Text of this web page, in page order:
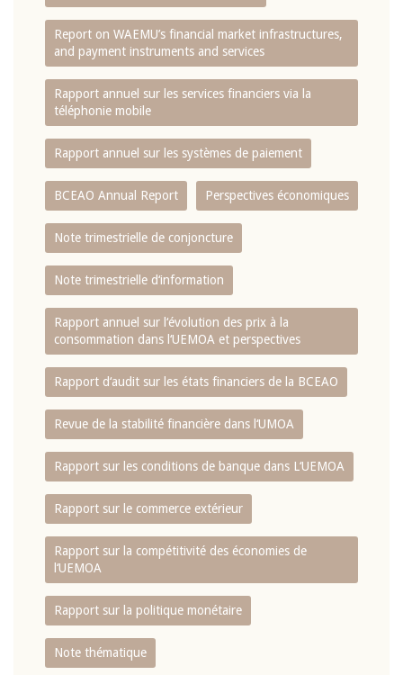
Report on WAEMU’s financial market infrastructures,
and payment instruments and services
Rapport annuel sur les services financiers via la
téléphonie mobile
Rapport annuel sur les systèmes de paiement
BCEAO Annual Report Perspectives économiques
Note trimestrielle de conjoncture
Note trimestrielle d‘information
Rapport annuel sur l‘évolution des prix à la
consommation dans l‘UEMOA et perspectives
Rapport d‘audit sur les états financiers de la BCEAO
Revue de la stabilité financière dans l‘UMOA
Rapport sur les conditions de banque dans L‘UEMOA
Rapport sur le commerce extérieur
Rapport sur la compétitivité des économies de
l‘UEMOA
Rapport sur la politique monétaire
Note thématique